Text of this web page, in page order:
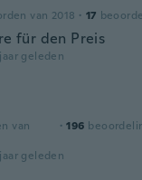
van 2018 · 17
für den Preis
geleden
van
· 196
geleden